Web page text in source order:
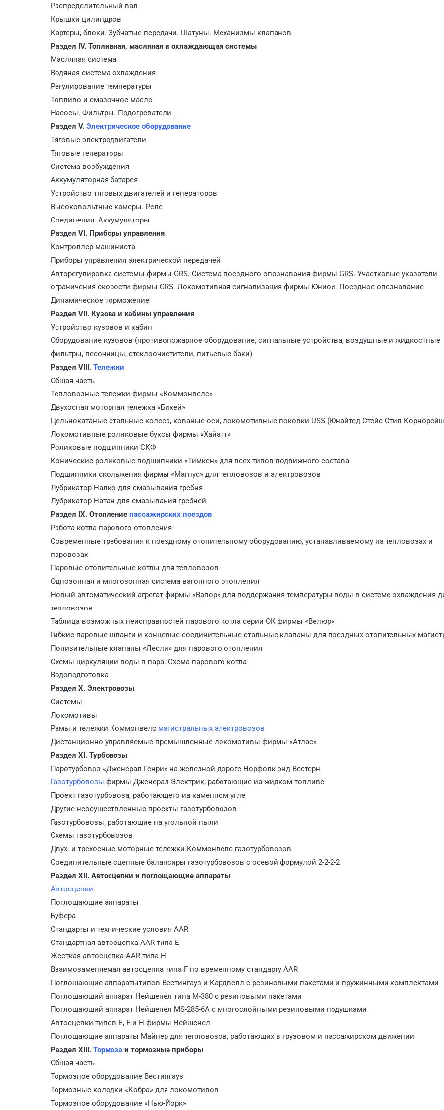
Распределительный вал
Крышки цилиндров
Картеры, блоки. Зубчатые передачи. Шатуны. Механизмы клапанов
Раздел IV. Топливная, масляная и охлаждающая системы
Масляная система
Водяная система охлаждения
Регулирование температуры
Топливо и смазочное масло
Насосы. Фильтры. Подогреватели
Раздел V. Электрическое оборудование
Тяговые электродвигатели
Тяговые генераторы
Система возбуждения
Аккумуляторная батарея
Устройство тяговых двигателей и генераторов
Высоковольтные камеры. Реле
Соединения. Аккумуляторы
Раздел VI. Приборы управления
Контроллер машиниста
Приборы управления электрической передачей
Авторегулировка системы фирмы GRS. Система поездного опознавания фирмы GRS. Участковые указатели
ограничения скорости фирмы GRS. Локомотивная сигнализация фирмы Юниои. Поездное опознавание
Динамическое торможение
Раздел VII. Кузова и кабины управления
Устройство кузовов и кабин
Оборудование кузовов (противопожарное оборудование, сигнальные устройства, воздушные и жидкостные
фильтры, песочницы, стеклоочистители, питьевые баки)
Раздел VIII. Тележки
Общая часть
Тепловозные тележки фирмы «Коммонвелс»
Двухосная моторная тележка «Бикей»
Цельнокатаные стальные колеса, кованые оси, локомотивные поковки USS (Юнайтед Стейс Стил
Локомотивные роликовые буксы фирмы «Хайатт»
Роликовые подшипники СКФ
Конические роликовые подшипники «Тимкен» для всех типов подвижного состава
Подшипники скольжения фирмы «Магнус» для тепловозов и электровозов
Лубрикатор Налко для смазывания гребня
Лубрикатор Натан для смазывания гребней
Раздел IX. Отопление пассажирских поездов
Работа котла парового отопления
Современные требования к поездному отопительному оборудованию, устанавливаемому на тепловозах и
паровозах
Паровые отопительные котлы для тепловозов
Однозонная и многозонная система вагонного отопления
Новый автоматический агрегат фирмы «Вапор» для поддержания температуры воды в системе охлаждения
тепловозов
Таблица возможных неисправностей парового котла серии ОК фирмы «Велюр»
Гибкие паровые шланги и концевые соединительные стальные клапаны для поездных отопительных
Понизительные клапаны «Лесли» для парового отопления
Схемы циркуляции воды п пара. Схема парового котла
Водоподготовка
Раздел X. Электровозы
Системы
Локомотивы
Рамы и тележки Коммонвелс магистральных электровозов
Дистанционно-управляемые промышленные локомотивы фирмы «Атлас»
Раздел XI. Турбовозы
Паротурбовоз «Дженерал Генри» на железной дороге Норфолк энд Вестерн
Газотурбовозы фирмы Дженерал Электрик, работающие иа жидком топливе
Проект газотурбовоза, работающего иа каменном угле
Другие неосуществленные проекты газотурбовозов
Газотурбовозы, работающие на угольной пыли
Схемы газотурбовозов
Двух- и трехосные моторные тележки Коммонвелс газотурбовозов
Соединительные сцепные балансиры газотурбовозов с осевой формулой 2-2-2-2
Раздел XII. Автосцепки и поглощающие аппараты
Автосцепки
Поглощающие аппараты
Буфера
Стандарты и технические условия AAR
Стандартная автосцепка AAR типа Е
Жесткая автосцепка AAR типа Н
Взаимозаменяемая автосцепка типа F по временному стандарту AAR
Поглощающие аппаратытипов Вестингауз и Кардвелл с резиновыми пакетами и пружинными комплектами
Поглощающий аппарат Нейшенел типа М-380 с резиновыми пакетами
Поглощающий аппарат Нейшенел MS-285-6A с многослойными резиновыми подушками
Автосцепки типов Е, F и Н фирмы Нейшенел
Поглощающие аппараты Майнер для тепловозов, работающих в грузовом и пассажирском движении
Раздел XIII. Тормоза и тормозные приборы
Общая часть
Тормозное оборудование Вестингауз
Тормозные колодки «Кобра» для локомотивов
Тормозное оборудование «Нью-Йорк»